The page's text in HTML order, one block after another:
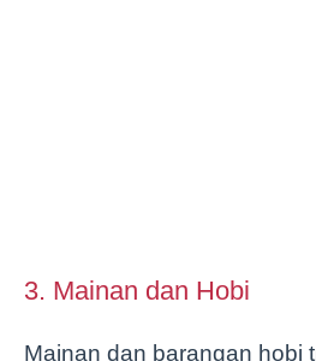
3. Mainan dan Hobi
Mainan dan barangan hobi